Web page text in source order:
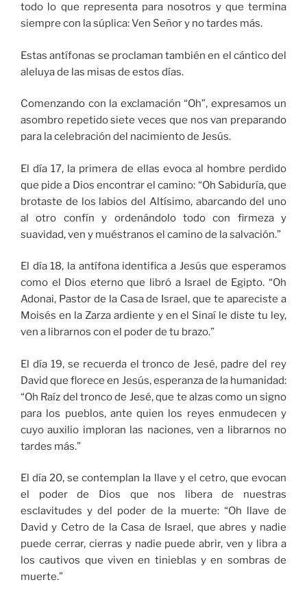
todo lo que representa para nosotros y que termina
siempre con la súplica: Ven Señor y no tardes más.
Estas antífonas se proclaman también en el cántico del
aleluya de las misas de estos días.
Comenzando con la exclamación “Oh”, expresamos un
asombro repetido siete veces que nos van preparando
para la celebración del nacimiento de Jesús.
El día 17, la primera de ellas evoca al hombre perdido
que pide a Dios encontrar el camino: “Oh Sabiduría, que
brotaste de los labios del Altísimo, abarcando del uno
al otro confín y ordenándolo todo con firmeza y
suavidad, ven y muéstranos el camino de la salvación.”
El día 18, la antífona identifica a Jesús que esperamos
como el Dios eterno que libró a Israel de Egipto. “Oh
Adonai, Pastor de la Casa de Israel, que te apareciste a
Moisés en la Zarza ardiente y en el Sinaí le diste tu ley,
ven a librarnos con el poder de tu brazo.”
El día 19, se recuerda el tronco de Jesé, padre del rey
David que florece en Jesús, esperanza de la humanidad:
“Oh Raíz del tronco de Jesé, que te alzas como un signo
para los pueblos, ante quien los reyes enmudecen y
cuyo auxilio imploran las naciones, ven a librarnos no
tardes más.”
El día 20, se contemplan la llave y el cetro, que evocan
el poder de Dios que nos libera de nuestras
esclavitudes y del poder de la muerte: “Oh llave de
David y Cetro de la Casa de Israel, que abres y nadie
puede cerrar, cierras y nadie puede abrir, ven y libra a
los cautivos que viven en tinieblas y en sombras de
muerte.”